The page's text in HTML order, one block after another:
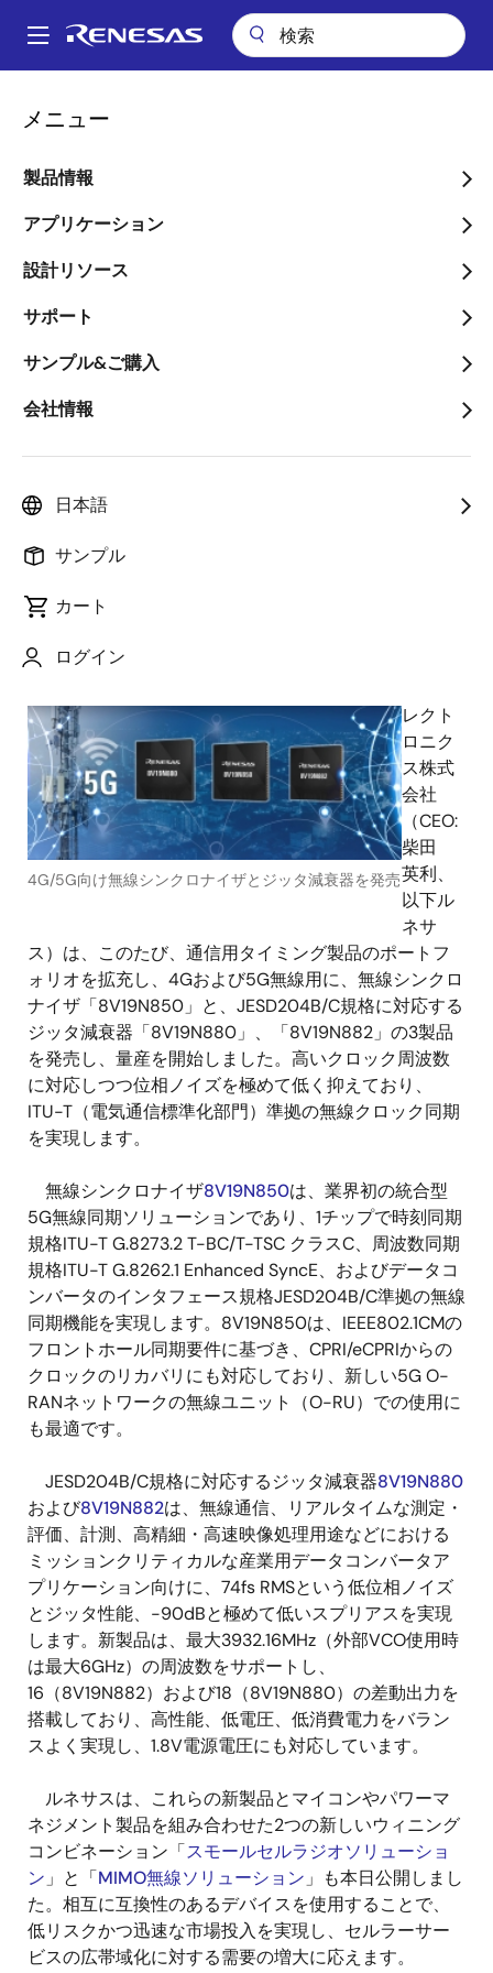
ン
Main
メニュー
製品情報
アプリケーション
設計リソース
サポート
サンプル&ご購入
会社情報
日本語
サンプル
カート
ログイン
パ
ン
く
ず
4G/5G向けタイミング製品のポートフォリオを拡充、無線シンクロナ
4G/5G向けタイミング製品
のポートフォリオを拡充、
無線シンクロナイザ
「8V19N850」とジッタ減
衰器「8V19N880」、
「8V19N882」を発売
～低位相ノイズを実現した強力な無線
同期ソリューション～
2021年3月23日
4G/5G向け無線シンクロナイザとジッタ減衰器を発売
レクト
ロニク
ス株式
会社
（CEO:
柴田
英利、
以下ル
ネサ
ス）は、このたび、通信用タイミング製品のポートフ
ォリオを拡充し、4Gおよび5G無線用に、無線シンクロ
ナイザ「8V19N850」と、JESD204B/C規格に対応する
ジッタ減衰器「8V19N880」、「8V19N882」の3製品
を発売し、量産を開始しました。高いクロック周波数
に対応しつつ位相ノイズを極めて低く抑えており、
ITU-T（電気通信標準化部門）準拠の無線クロック同期
を実現します。
無線シンクロナイザ8V19N850は、業界初の統合型
5G無線同期ソリューションであり、1チップで時刻同期
規格ITU-T G.8273.2 T-BC/T-TSC クラスC、周波数同期
規格ITU-T G.8262.1 Enhanced SyncE、およびデータコ
ンバータのインタフェース規格JESD204B/C準拠の無線
同期機能を実現します。8V19N850は、IEEE802.1CMの
フロントホール同期要件に基づき、CPRI/eCPRIからの
クロックのリカバリにも対応しており、新しい5G O-
RANネットワークの無線ユニット（O-RU）での使用に
も最適です。
JESD204B/C規格に対応するジッタ減衰器8V19N880
および8V19N882は、無線通信、リアルタイムな測定・
評価、計測、高精細・高速映像処理用途などにおける
ミッションクリティカルな産業用データコンバータア
プリケーション向けに、74fs RMSという低位相ノイズ
とジッタ性能、-90dBと極めて低いスプリアスを実現
します。新製品は、最大3932.16MHz（外部VCO使用時
は最大6GHz）の周波数をサポートし、
16（8V19N882）および18（8V19N880）の差動出力を
搭載しており、高性能、低電圧、低消費電力をバラン
スよく実現し、1.8V電源電圧にも対応しています。
ルネサスは、これらの新製品とマイコンやパワーマ
ネジメント製品を組み合わせた2つの新しいウィニング
コンビネーション「スモールセルラジオソリューショ
ン 」と「MIMO無線ソリューション 」も本日公開しまし
た。相互に互換性のあるデバイスを使用することで、
低リスクかつ迅速な市場投入を実現し、セルラーサー
ビスの広帯域化に対する需要の増大に応えます。